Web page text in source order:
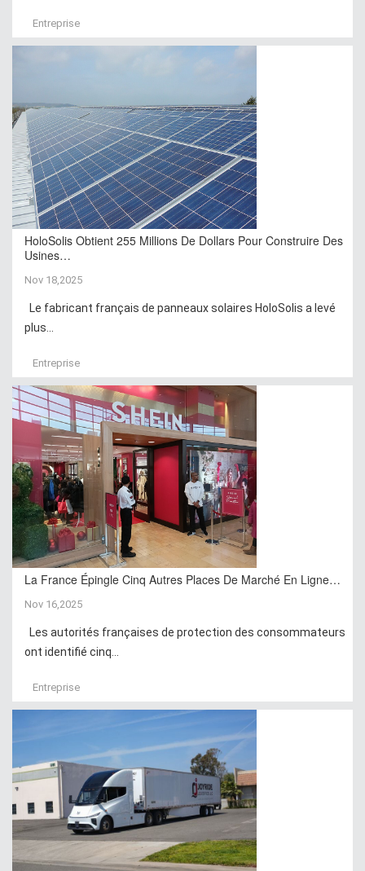
Entreprise
HoloSolis Obtient 255 Millions De Dollars Pour Construire Des
Usines…
Nov 18,2025
Le fabricant français de panneaux solaires HoloSolis a levé
plus...
Entreprise
La France Épingle Cinq Autres Places De Marché En Ligne…
Nov 16,2025
Les autorités françaises de protection des consommateurs
ont identifié cinq...
Entreprise